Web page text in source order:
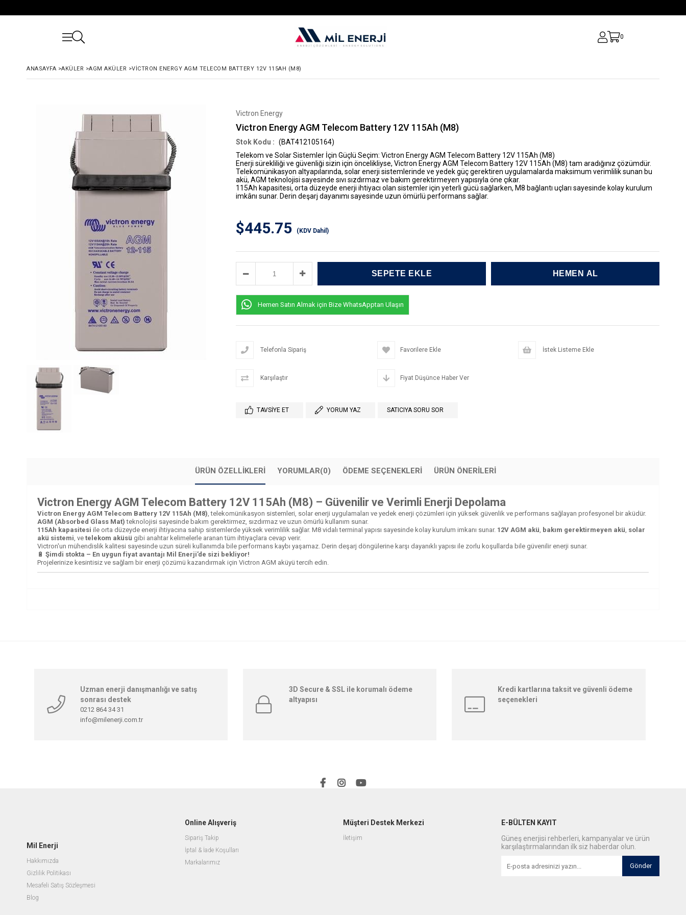
0
ANASAYFA >AKÜLER >AGM AKÜLER >VICTRON ENERGY AGM TELECOM BATTERY 12V 115AH (M8)
Victron Energy
Victron Energy AGM Telecom Battery 12V 115Ah (M8)
(BAT412105164)
Telekom ve Solar Sistemler İçin Güçlü Seçim: Victron Energy AGM Telecom Battery 12V 115Ah (M8)
Enerji sürekliliği ve güvenliği sizin için öncelikliyse, Victron Energy AGM Telecom Battery 12V 115Ah (M8) tam aradığınız çözümdür.
Telekomünikasyon altyapılarında, solar enerji sistemlerinde ve yedek güç gerektiren uygulamalarda maksimum verimlilik sunan bu
akü, AGM teknolojisi sayesinde sıvı sızdırmaz ve bakım gerektirmeyen yapısıyla öne çıkar.
115Ah kapasitesi, orta düzeyde enerji ihtiyacı olan sistemler için yeterli gücü sağlarken, M8 bağlantı uçları sayesinde kolay kurulum
imkânı sunar. Derin deşarj dayanımı sayesinde uzun ömürlü performans sağlar.
$445.75 (KDV Dahil)
Hemen Satın Almak için Bize WhatsApptan Ulaşın
Telefonla Sipariş Favorilere Ekle İstek Listeme Ekle
Karşılaştır Fiyat Düşünce Haber Ver
TAVSIYE ET YORUM YAZ SATICIYA SORU SOR
ÜRÜN ÖZELLIKLERI YORUMLAR(0) ÖDEME SEÇENEKLERI ÜRÜN ÖNERILERI
Victron Energy AGM Telecom Battery 12V 115Ah (M8) – Güvenilir ve Verimli Enerji Depolama
Victron Energy AGM Telecom Battery 12V 115Ah (M8), telekomünikasyon sistemleri, solar enerji uygulamaları ve yedek enerji çözümleri için yüksek güvenlik ve performans sağlayan profesyonel bir aküdür.
AGM (Absorbed Glass Mat) teknolojisi sayesinde bakım gerektirmez, sızdırmaz ve uzun ömürlü kullanım sunar.
115Ah kapasitesi ile orta düzeyde enerji ihtiyacına sahip sistemlerde yüksek verimlilik sağlar. M8 vidalı terminal yapısı sayesinde kolay kurulum imkanı sunar. 12V AGM akü, bakım gerektirmeyen akü, solar
akü sistemi, ve telekom aküsü gibi anahtar kelimelerle aranan tüm ihtiyaçlara cevap verir.
Victron'un mühendislik kalitesi sayesinde uzun süreli kullanımda bile performans kaybı yaşamaz. Derin deşarj döngülerine karşı dayanıklı yapısı ile zorlu koşullarda bile güvenilir enerji sunar.
🔋 Şimdi stokta – En uygun fiyat avantajı Mil Enerji’de sizi bekliyor!
Projelerinize kesintisiz ve sağlam bir enerji çözümü kazandırmak için Victron AGM aküyü tercih edin.
Uzman enerji danışmanlığı ve satış
sonrası destek
0212 864 34 31
info@milenerji.com.tr
3D Secure & SSL ile korumalı ödeme
altyapısı
Kredi kartlarına taksit ve güvenli ödeme
seçenekleri
Mil Enerji
Hakkımızda
Gizlilik Politikası
Mesafeli Satış Sözleşmesi
Blog
Online Alışveriş
Sipariş Takip
İptal & İade Koşulları
Markalarımız
Müşteri Destek Merkezi
İletişim
E-BÜLTEN KAYIT
Güneş enerjisi rehberleri, kampanyalar ve ürün
karşılaştırmalarından ilk siz haberdar olun.
Gönder